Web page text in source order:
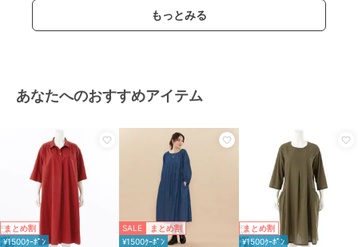
もっとみる
あなたへのおすすめアイテム
まとめ割
¥1500ｸｰﾎﾟﾝ
SALE まとめ割
¥1500ｸｰﾎﾟﾝ
まとめ割
¥1500ｸｰﾎﾟﾝ